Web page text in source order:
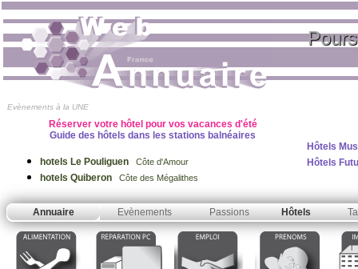
Evènements à la UNE
Réserver votre hôtel pour vos vacances d'été
Guide des hôtels dans les stations balnéaires
hotels Le Pouliguen Côte d'Amour
hotels Quiberon Côte des Mégalithes
Hôtels
Hôtels
Annuaire Evènements Passions Hôtels